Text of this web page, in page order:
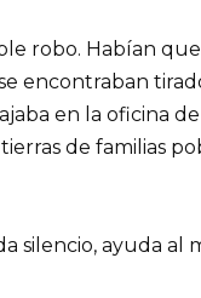
robo. Habían
encontraban
en la oficina
de familias
silencio, ayuda al